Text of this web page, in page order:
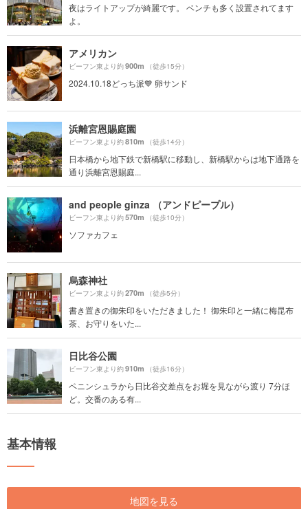
夜はライトアップが綺麗です。 ベンチも多く設置されてます
よ。
アメリカン
ビーフン東より約900m （徒歩15分）
2024.10.18どっち派💙 卵サンド
浜離宮恩賜庭園
ビーフン東より約810m （徒歩14分）
日本橋から地下鉄で新橋駅に移動し、新橋駅からは地下通路を
通り浜離宮恩賜庭...
and people ginza （アンドピープル）
ビーフン東より約570m （徒歩10分）
ソファカフェ
烏森神社
ビーフン東より約270m （徒歩5分）
書き置きの御朱印をいただきました！ 御朱印と一緒に梅昆布
茶、お守りをいた...
日比谷公園
ビーフン東より約910m （徒歩16分）
ペニンシュラから日比谷交差点をお堀を見ながら渡り 7分ほ
ど。交番のある有...
基本情報
地図を見る